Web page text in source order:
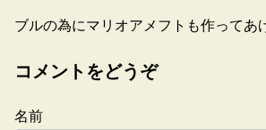
ブルの為にマリオアメフトも作ってあ
コメントをどうぞ
名前